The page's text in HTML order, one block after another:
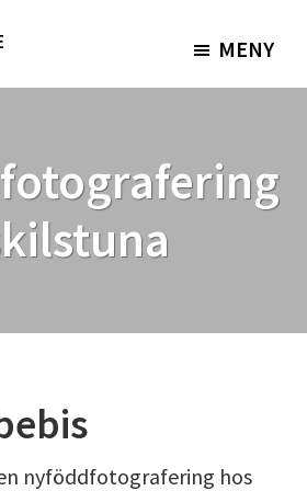
MENY
nyföddfotografering hos